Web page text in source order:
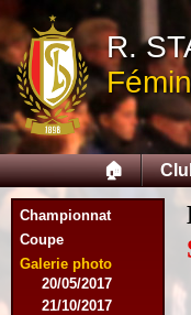
R.
🏠
Championnat
Coupe
Galerie photo
12/09/2015
26/09/2015
03/10/2015
28/11/2015
09/03/2016
09/04/2016
13/04/2016
16/05/2016
09/08/2016
08/10/2016
01/03/2017
06/05/2017
20/05/2017
21/10/2017